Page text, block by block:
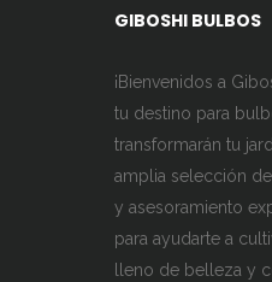
pueden
página
producto
GIBOSHI BULBOS
¡Bienvenidos a
tu destino para
transformarán tu
amplia selección
y asesoramiento
para ayudarte a
lleno de belleza y